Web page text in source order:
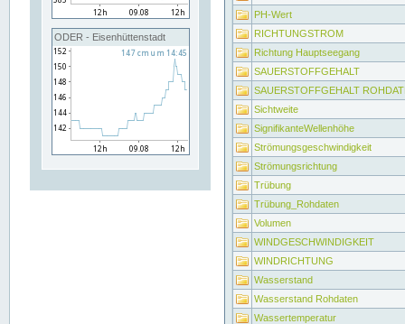
ODER - Eisenhüttenstadt
PH-Wert
RICHTUNGSTROM
Richtung Hauptseegang
SAUERSTOFFGEHALT
SAUERSTOFFGEHALT
Sichtweite
SignifikanteWellenhöhe
Strömungsgeschwindigkeit
Strömungsrichtung
Trübung
Trübung_Rohdaten
Volumen
WINDGESCHWINDIGKEIT
WINDRICHTUNG
Wasserstand
Wasserstand Rohdaten
Wassertemperatur